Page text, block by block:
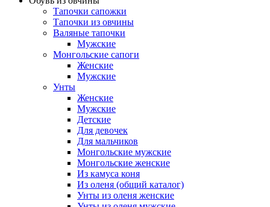
Тапочки сапожки
Тапочки из овчины
Валяные тапочки
Мужские
Монгольские сапоги
Женские
Мужские
Унты
Женские
Мужские
Детские
Для девочек
Для мальчиков
Монгольские мужские
Монгольские женские
Из камуса коня
Из оленя (общий каталог)
Унты из оленя женские